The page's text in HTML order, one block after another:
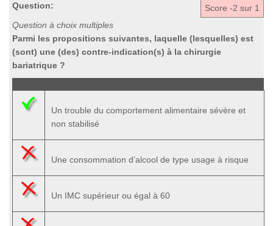
Score -2 sur 1
Question:
Question à choix multiples
Parmi les propositions suivantes, laquelle (lesquelles) est
(sont) une (des) contre-indication(s) à la chirurgie
bariatrique ?
Un trouble du comportement alimentaire sévère et
non stabilisé
Une consommation d’alcool de type usage à risque
Un IMC supérieur ou égal à 60